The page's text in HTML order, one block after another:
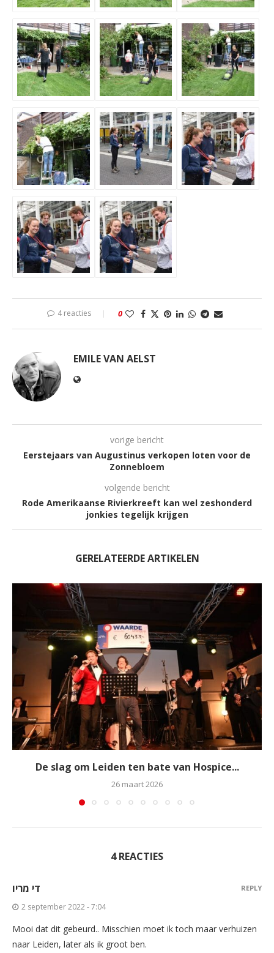
4 reacties 0
EMILE VAN AELST
vorige bericht
Eerstejaars van Augustinus verkopen loten voor de
Zonnebloem
volgende bericht
Rode Amerikaanse Rivierkreeft kan wel zeshonderd
jonkies tegelijk krijgen
GERELATEERDE ARTIKELEN
De slag om Leiden ten bate van Hospice...
26 maart 2026
4 REACTIES
די מריו
2 september 2022 - 7:04
Mooi dat dit gebeurd.. Misschien moet ik toch maar verhuizen
naar Leiden, later als ik groot ben.
REPLY